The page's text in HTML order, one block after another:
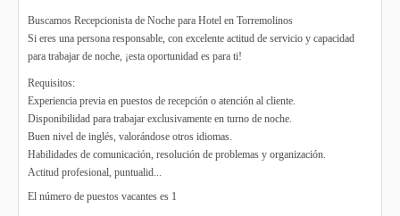
Buscamos Recepcionista de Noche para Hotel en Torremolinos
Si eres una persona responsable, con excelente actitud de servicio y capacidad
para trabajar de noche, ¡esta oportunidad es para ti!
Requisitos:
Experiencia previa en puestos de recepción o atención al cliente.
Disponibilidad para trabajar exclusivamente en turno de noche.
Buen nivel de inglés, valorándose otros idiomas.
Habilidades de comunicación, resolución de problemas y organización.
Actitud profesional, puntualid...
El número de puestos vacantes es 1